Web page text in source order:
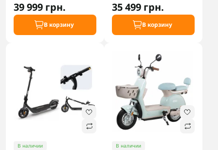
39 999 грн.
В корзину
35 499 грн.
В корзину
В наличии В наличии